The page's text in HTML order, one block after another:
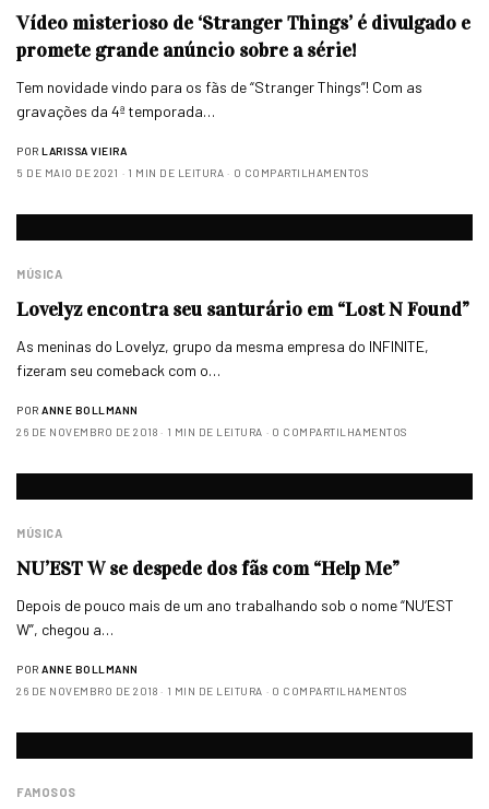
Vídeo misterioso de ‘Stranger Things’ é divulgado e
promete grande anúncio sobre a série!
Tem novidade vindo para os fãs de “Stranger Things”! Com as
gravações da 4ª temporada…
POR LARISSA VIEIRA
5 DE MAIO DE 2021
1 MIN DE LEITURA 0 COMPARTILHAMENTOS
MÚSICA
Lovelyz encontra seu santurário em “Lost N Found”
As meninas do Lovelyz, grupo da mesma empresa do INFINITE,
fizeram seu comeback com o…
POR ANNE BOLLMANN
26 DE NOVEMBRO DE 2018
1 MIN DE LEITURA 0 COMPARTILHAMENTOS
MÚSICA
NU’EST W se despede dos fãs com “Help Me”
Depois de pouco mais de um ano trabalhando sob o nome “NU’EST
W”, chegou a…
POR ANNE BOLLMANN
26 DE NOVEMBRO DE 2018
1 MIN DE LEITURA 0 COMPARTILHAMENTOS
FAMOSOS